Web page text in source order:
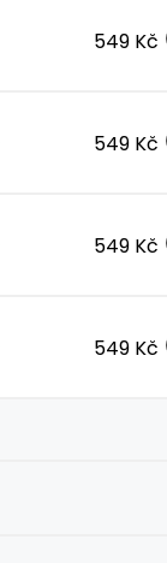
549 Kč
549 Kč
549 Kč
549 Kč